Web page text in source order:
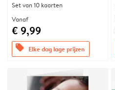
Set van 10 kaarten
Vanaf
€ 9,99
offers Elke dag lage prijzen